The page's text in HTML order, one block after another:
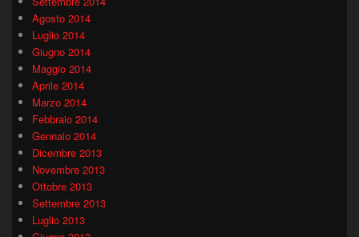
Agosto 2014
Luglio 2014
Giugno 2014
Maggio 2014
Aprile 2014
Marzo 2014
Febbraio 2014
Gennaio 2014
Dicembre 2013
Novembre 2013
Ottobre 2013
Settembre 2013
Luglio 2013